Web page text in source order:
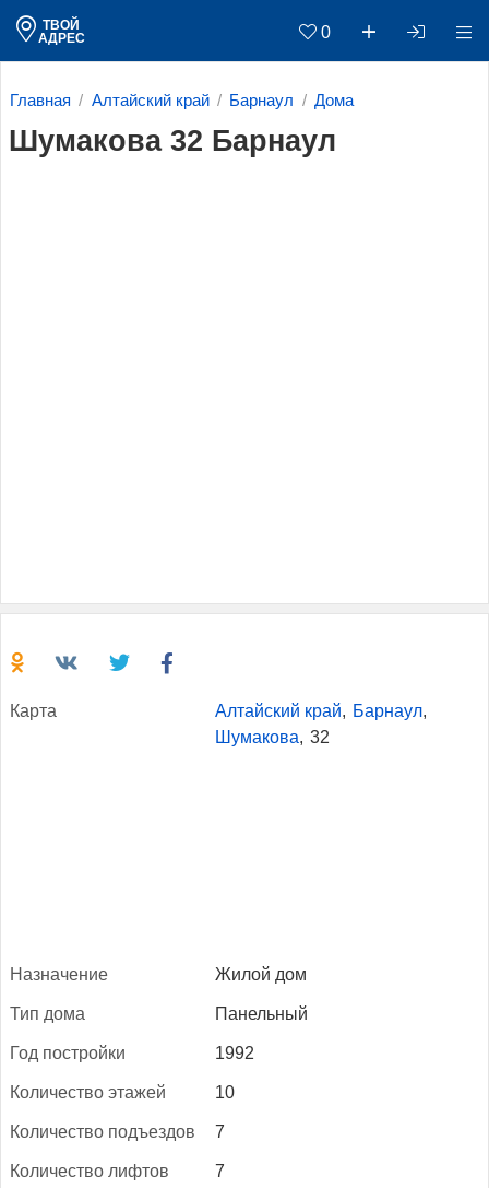
ТВОЙ
АДРЕС
0
Главная Алтайский край Барнаул Дома
Шумакова 32 Барнаул
Кар­та Алтайский край, Барнаул,
Шумакова, 32
Наз­на­чение Жилой дом
Тип до­ма Панельный
Год пос­трой­ки 1992
Ко­личес­тво эта­жей 10
Ко­личес­тво подъ­ез­дов 7
Ко­личес­тво лиф­тов 7